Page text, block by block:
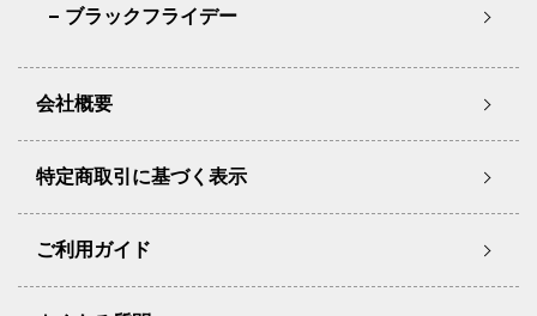
ブラックフライデー
会社概要
特定商取引に基づく表示
ご利用ガイド